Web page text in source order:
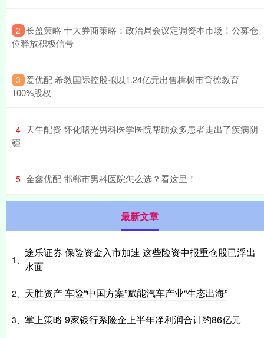
2 ​长盈策略 十大券商策略：政治局会议定调资本市场！公募仓
位释放积极信号
3 ​爱优配 希教国际控股拟以1.24亿元出售樟树市育德教育
100%股权
4 ​天牛配资 怀化曙光男科医学医院帮助众多患者走出了疾病阴
霾
5 ​金鑫优配 邯郸市男科医院怎么选？看这里！
最新文章
1、
途乐证券 保险资金入市加速 这些险资中报重仓股已浮出
水面
2、 天胜资产 车险“中国方案”赋能汽车产业“生态出海”
3、 掌上策略 9家银行系险企上半年净利润合计约86亿元